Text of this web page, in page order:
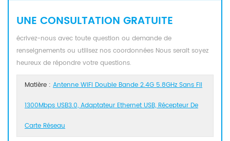
UNE CONSULTATION GRATUITE
écrivez-nous avec toute question ou demande de
renseignements ou utilisez nos coordonnées Nous serait soyez
heureux de répondre votre questions.
Matière : Antenne WiFi Double Bande 2.4G 5.8GHz Sans Fil
1300Mbps USB3.0, Adaptateur Ethernet USB, Récepteur De
Carte Réseau